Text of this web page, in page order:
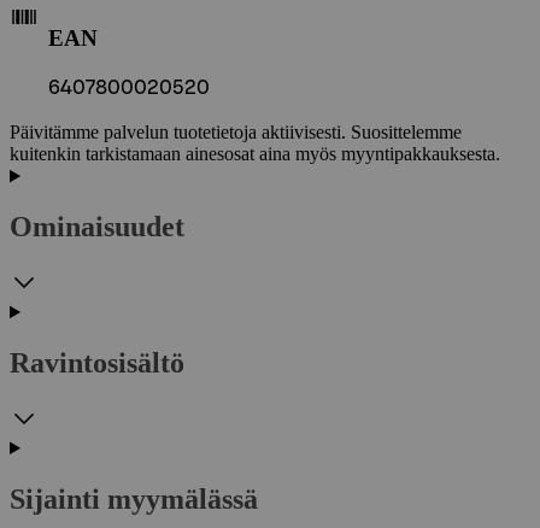
EAN
6407800020520
Päivitämme palvelun tuotetietoja aktiivisesti. Suosittelemme
kuitenkin tarkistamaan ainesosat aina myös myyntipakkauksesta.
Ominaisuudet
Ravintosisältö
Sijainti myymälässä